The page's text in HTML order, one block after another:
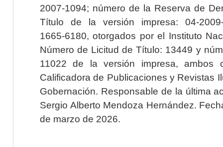
2007-1094; número de la Reserva de
Título de la versión impresa: 04-2009-
1665-6180, otorgados por el Instituto
Número de Licitud de Título: 13449 y
11022 de la versión impresa, ambos
Calificadora de Publicaciones y Revistas
Gobernación. Responsable de la última
Sergio Alberto Mendoza Hernández.
de marzo de 2026.